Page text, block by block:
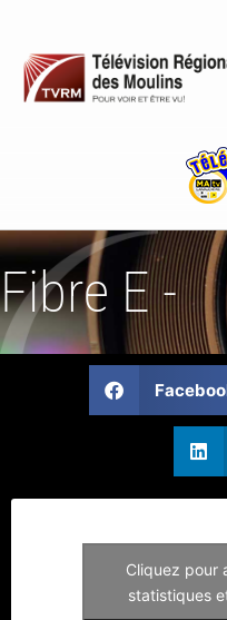
Fibre E -
Cliquez pour
statistiques